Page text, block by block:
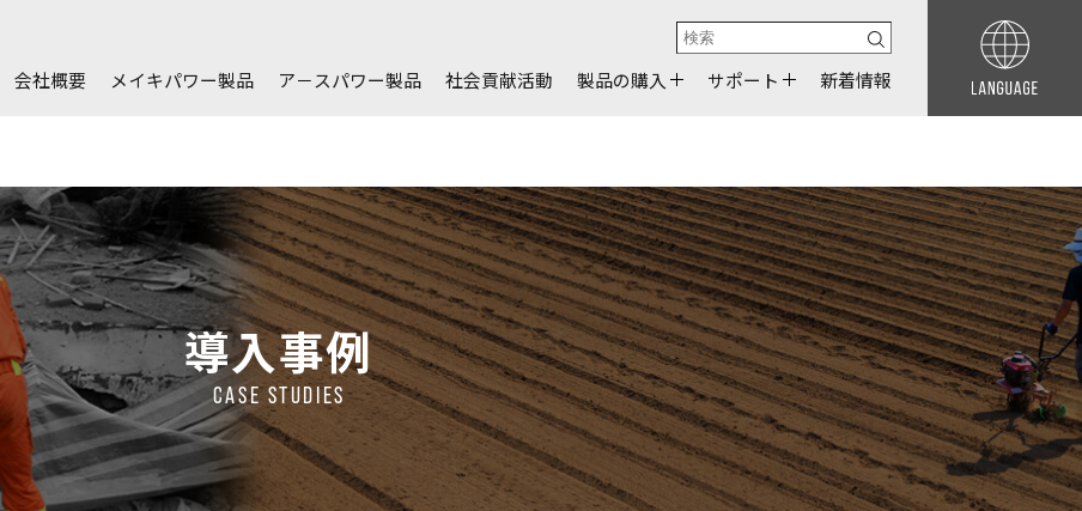
会社概要 メイキパワー製品 ア－スパワー製品 社会貢献活動 製品の購入 サポート 新着情報
導入事例
CASE STUDIES